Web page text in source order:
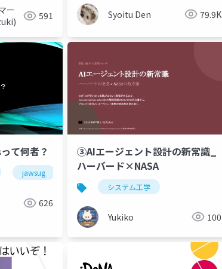
ー
591 Syoitu Den 79.9K
て何者？
jawsug
626
③AIエージェント設計の新常識_
ハーバード×NASA
システム工学
Yukiko 100